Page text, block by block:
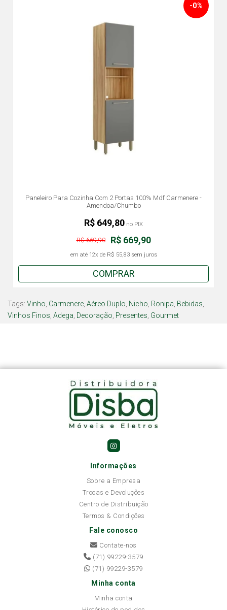
Paneleiro Para Cozinha Com 2 Portas 100% Mdf Carmenere -
Amendoa/Chumbo
-0%
R$ 669,90
R$ 669,90
em até 12x de R$ 55,83sem juros
R$ 649,80 no PIX
COMPRAR
Tags: Vinho Carmenere Aéreo Duplo Nicho Ronipa Bebidas
Vinhos Finos Adega Decoração Presentes Gourmet
Informações
Sobre a Empresa
Trocas e Devoluções
Centro de Distribuição
Termos & Condições
Fale conosco
Contate-nos
(71) 99229-3579
(71) 99229-3579
Minha conta
Minha conta